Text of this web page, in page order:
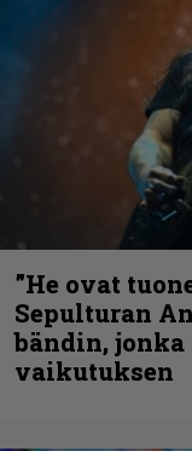
”He ovat
Sepulturan
bändin,
vaikutuksen